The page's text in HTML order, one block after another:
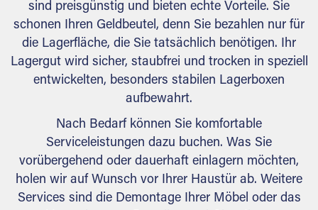
sind preisgünstig und bieten echte Vorteile. Sie
schonen Ihren Geldbeutel, denn Sie bezahlen nur für
die Lagerfläche, die Sie tatsächlich benötigen. Ihr
Lagergut wird sicher, staubfrei und trocken in speziell
entwickelten, besonders stabilen Lagerboxen
aufbewahrt.
Nach Bedarf können Sie komfortable
Serviceleistungen dazu buchen. Was Sie
vorübergehend oder dauerhaft einlagern möchten,
holen wir auf Wunsch vor Ihrer Haustür ab. Weitere
Services sind die Demontage Ihrer Möbel oder das